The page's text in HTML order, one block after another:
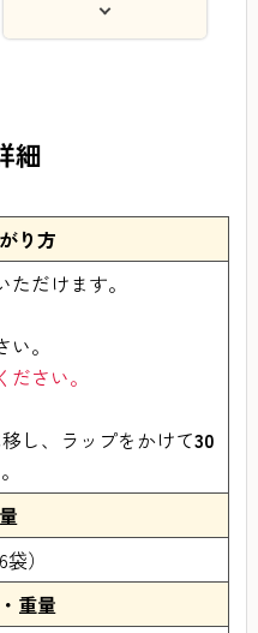
細
り方
だけます。
。
さい。
し、ラップをかけて30
）
重量